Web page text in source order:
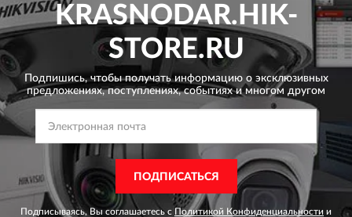
KRASNODAR.HIK-
STORE.RU
Подпишись, чтобы получать информацию о эксклюзивных
предложениях,поступлениях, событиях и многом другом
ПОДПИСАТЬСЯ
Подписываясь, Вы соглашаетесь с Политикой Конфиденциальности и